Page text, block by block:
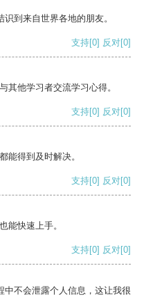
到来自世界各地的朋友。
支持[0] 反对[0]
其他学习者交流学习心得。
支持[0] 反对[0]
能得到及时解决。
支持[0] 反对[0]
能快速上手。
支持[0] 反对[0]
中不会泄露个人信息，这让我很